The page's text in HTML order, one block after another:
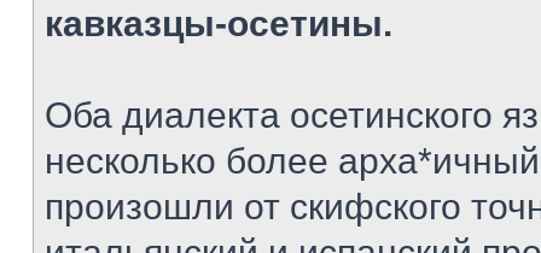
кавказцы-осетины.
Оба диалекта осетинского
несколько более
произошли от скифского